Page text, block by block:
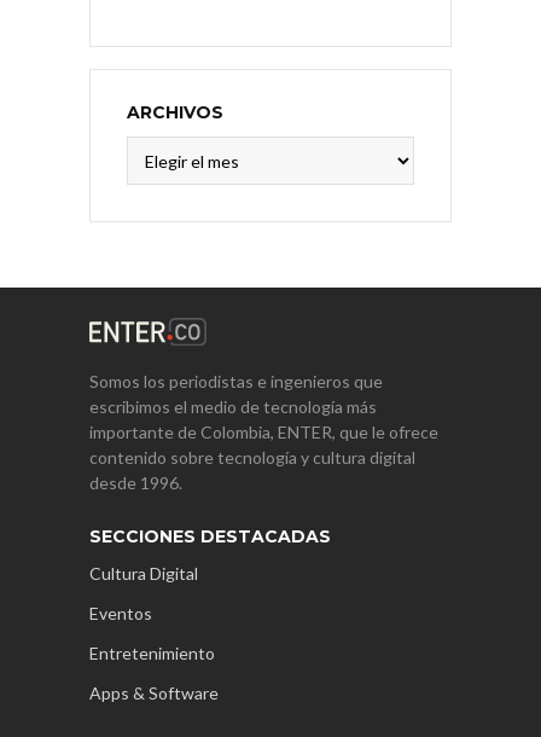
ARCHIVOS
Somos los periodistas e ingenieros que
escribimos el medio de tecnología más
importante de Colombia, ENTER, que le ofrece
contenido sobre tecnología y cultura digital
desde 1996.
SECCIONES DESTACADAS
Cultura Digital
Eventos
Entretenimiento
Apps & Software